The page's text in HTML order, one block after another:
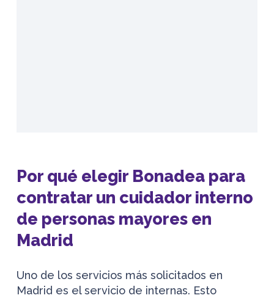
Por qué elegir Bonadea para
contratar un cuidador interno
de personas mayores en
Madrid
Uno de los servicios más solicitados en
Madrid es el servicio de internas. Esto